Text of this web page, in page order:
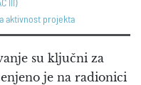
III)
aktivnost projekta
su ključni za
je na radionici